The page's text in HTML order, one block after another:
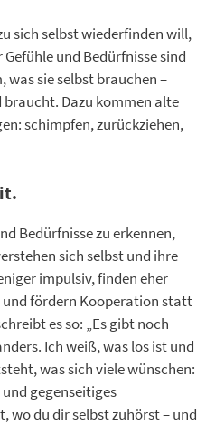
sich selbst wiederfinden will,
und Bedürfnisse sind
was sie selbst brauchen –
braucht. Dazu kommen alte
schimpfen, zurückziehen,
Bedürfnisse zu erkennen,
sich selbst und ihre
impulsiv, finden eher
fördern Kooperation statt
es so: „Es gibt noch
Ich weiß, was los ist und
was sich viele wünschen:
gegenseitiges
wo du dir selbst zuhörst – und